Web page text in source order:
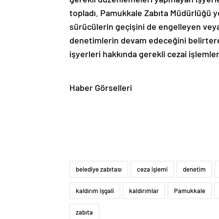
topladı. Pamukkale Zabıta Müdürlüğü
sürücülerin geçişini de engelleyen
denetimlerin devam edeceğini
işyerleri hakkında gerekli cezai
Haber Görselleri
belediye zabıtası ceza işlemi denetim
kaldırım işgali kaldırımlar Pamukkale
zabıta